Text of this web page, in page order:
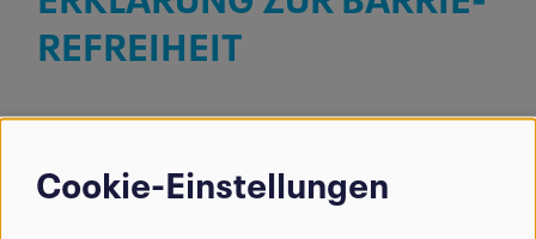
RE­FREIHEIT
Diese Erklärung wurde am5. Februar 2026
der Website mit dem BaFG
Verwendung
Cookie-Einstellungen